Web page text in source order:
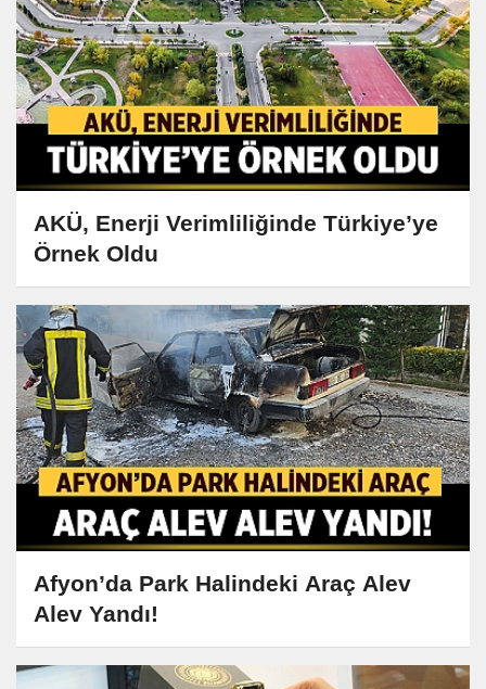
AKÜ, Enerji Verimliliğinde Türkiye’ye
Örnek Oldu
Afyon’da Park Halindeki Araç Alev
Alev Yandı!